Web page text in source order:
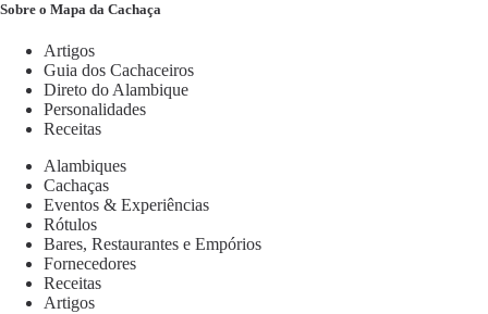
Sobre o Mapa da Cachaça
Artigos
Guia dos Cachaceiros
Direto do Alambique
Personalidades
Receitas
Alambiques
Cachaças
Eventos & Experiências
Rótulos
Bares, Restaurantes e Empórios
Fornecedores
Receitas
Artigos